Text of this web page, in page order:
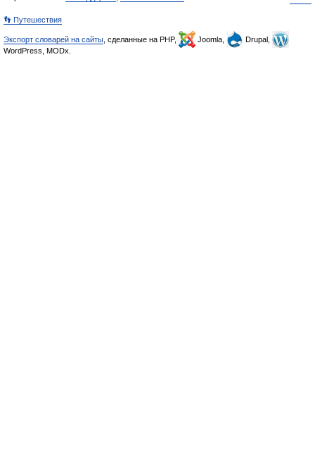
👣 Путешествия
Экспорт словарей на сайты , сделанные на PHP, Joomla,
Drupal,
WordPress, MODx.